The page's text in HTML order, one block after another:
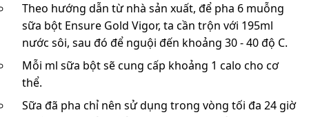
Theo hướng dẫn từ nhà sản xuất, để pha 6 muỗng
sữa bột Ensure Gold Vigor, ta cần trộn với 195ml
nước sôi, sau đó để nguội đến khoảng 30 - 40 độ C.
Mỗi ml sữa bột sẽ cung cấp khoảng 1 calo cho cơ
thể.
Sữa đã pha chỉ nên sử dụng trong vòng tối đa 24 giờ